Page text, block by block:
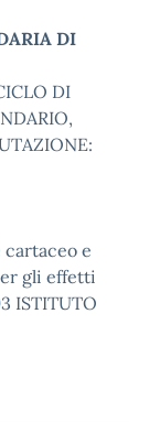
DI
DI
cartaceo e
gli effetti
ISTITUTO